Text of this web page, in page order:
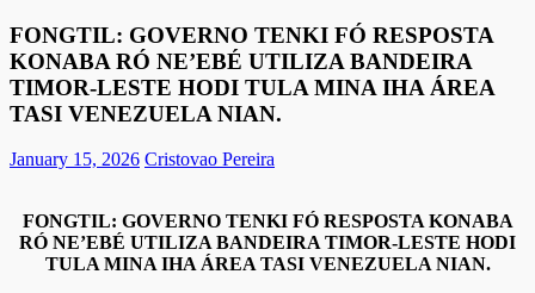
FONGTIL: GOVERNO TENKI FÓ RESPOSTA
KONABA RÓ NE’EBÉ UTILIZA BANDEIRA
TIMOR-LESTE HODI TULA MINA IHA ÁREA
TASI VENEZUELA NIAN.
January 15, 2026 Cristovao Pereira
FONGTIL: GOVERNO TENKI FÓ RESPOSTA KONABA
RÓ NE’EBÉ UTILIZA BANDEIRA TIMOR-LESTE HODI
TULA MINA IHA ÁREA TASI VENEZUELA NIAN.